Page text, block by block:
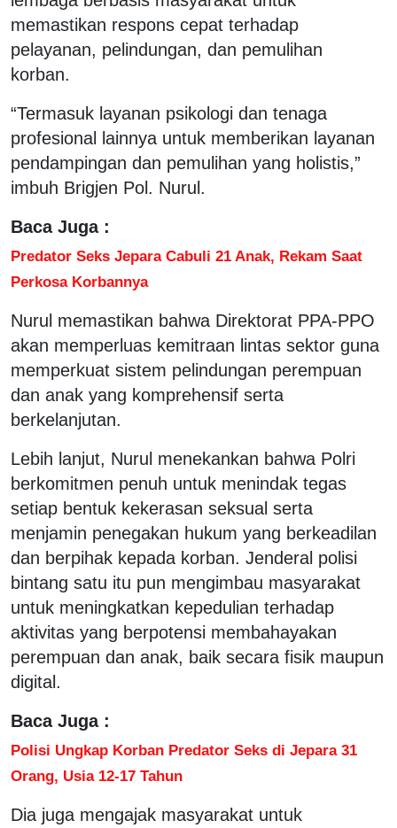
memastikan respons cepat terhadap
pelayanan, pelindungan, dan pemulihan
korban.
“Termasuk layanan psikologi dan tenaga
profesional lainnya untuk memberikan layanan
pendampingan dan pemulihan yang holistis,”
imbuh Brigjen Pol. Nurul.
Baca Juga :
Predator Seks Jepara Cabuli 21 Anak, Rekam Saat
Perkosa Korbannya
Nurul memastikan bahwa Direktorat PPA-PPO
akan memperluas kemitraan lintas sektor guna
memperkuat sistem pelindungan perempuan
dan anak yang komprehensif serta
berkelanjutan.
Lebih lanjut, Nurul menekankan bahwa Polri
berkomitmen penuh untuk menindak tegas
setiap bentuk kekerasan seksual serta
menjamin penegakan hukum yang berkeadilan
dan berpihak kepada korban. Jenderal polisi
bintang satu itu pun mengimbau masyarakat
untuk meningkatkan kepedulian terhadap
aktivitas yang berpotensi membahayakan
perempuan dan anak, baik secara fisik maupun
digital.
Baca Juga :
Polisi Ungkap Korban Predator Seks di Jepara 31
Orang, Usia 12-17 Tahun
Dia juga mengajak masyarakat untuk